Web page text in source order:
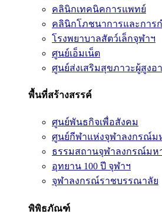
คลินิกเทคนิคการแพทย์
คลินิกโภชนาการและการ
โรงพยาบาลสัตว์เล็กจุฬาฯ
ศูนย์เอ็มเน็ต
ศูนย์ส่งเสริมสุขภาวะผู้สูงอ
พื้นที่สร้างสรรค์
ศูนย์พันธกิจเพื่อสังคม
ศูนย์กีฬาแห่งจุฬาลงกรณ์ม
ธรรมสถานจุฬาลงกรณ์มห
อุทยาน 100 ปี จุฬาฯ
จุฬาลงกรณ์ราชบรรณาลัย
พิพิธภัณฑ์